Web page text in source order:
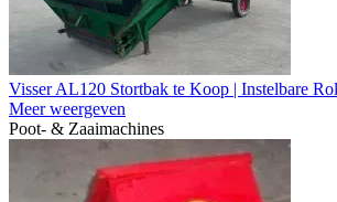
Visser AL120 Stortbak te Koop | Instelbare
Meer weergeven
Poot- & Zaaimachines